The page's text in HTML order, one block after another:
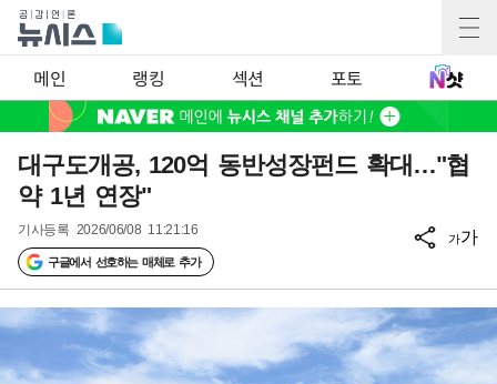
메인 랭킹 섹션 포토
대구도개공, 120억 동반성장펀드 확대…"협
약 1년 연장"
기사등록 2026/06/08 11:21:16
구글에서 선호하는 매체로 추가
가가